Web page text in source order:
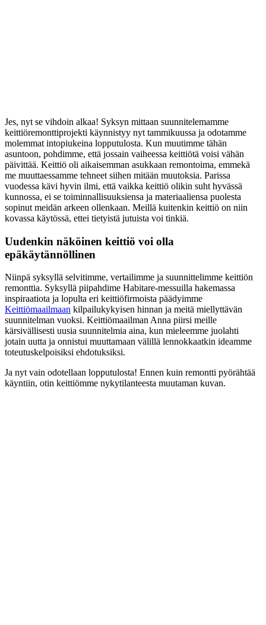
Jes, nyt se vihdoin alkaa! Syksyn mittaan suunnitelemamme
keittiöremonttiprojekti käynnistyy nyt tammikuussa ja odotamme
molemmat intopiukeina lopputulosta. Kun muutimme tähän
asuntoon, pohdimme, että jossain vaiheessa keittiötä voisi vähän
päivittää. Keittiö oli aikaisemman asukkaan remontoima, emmekä
me muuttaessamme tehneet siihen mitään muutoksia. Parissa
vuodessa kävi hyvin ilmi, että vaikka keittiö olikin suht hyvässä
kunnossa, ei se toiminnallisuuksiensa ja materiaaliensa puolesta
sopinut meidän arkeen ollenkaan. Meillä kuitenkin keittiö on niin
kovassa käytössä, ettei tietyistä jutuista voi tinkiä.
Uudenkin näköinen keittiö voi olla
epäkäytännöllinen
Niinpä syksyllä selvitimme, vertailimme ja suunnittelimme keittiön
remonttia. Syksyllä piipahdime Habitare-messuilla hakemassa
inspiraatiota ja lopulta eri keittiöfirmoista päädyimme
Keittiömaailmaan kilpailukykyisen hinnan ja meitä miellyttävän
suunnitelman vuoksi. Keittiömaailman Anna piirsi meille
kärsivällisesti uusia suunnitelmia aina, kun mieleemme juolahti
jotain uutta ja onnistui muuttamaan välillä lennokkaatkin ideamme
toteutuskelpoisiksi ehdotuksiksi.
Ja nyt vain odotellaan lopputulosta! Ennen kuin remontti pyörähtää
käyntiin, otin keittiömme nykytilanteesta muutaman kuvan.